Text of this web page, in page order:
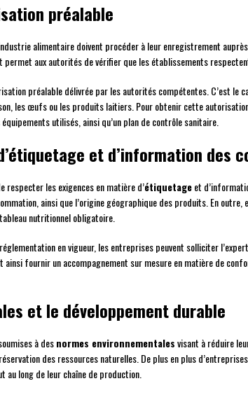
préalable
alimentaire doivent procéder à leur enregistrement
permet aux autorités de vérifier que les établissements
préalable délivrée par les autorités compétentes. C’est
les œufs ou les produits laitiers. Pour obtenir cette
utilisés, ainsi qu’un plan de contrôle sanitaire.
et d’information des
les exigences en matière d’étiquetageet
ainsi que l’origine géographique des produits. En
nutritionnel obligatoire.
en vigueur, les entreprises peuvent solliciter
ainsi fournir un accompagnement sur mesure en matière de
et le développement durable
à desnormes environnementalesvisant à réduire
des ressources naturelles. De plus en plus
long de leur chaîne de production.